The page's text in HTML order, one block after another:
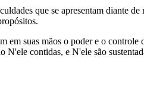
que se apresentam diante
suas mãos o poder e o
N'ele contidas, e N'ele são